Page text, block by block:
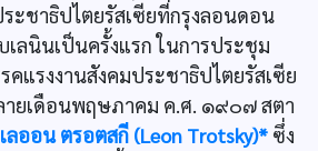
ะชาธิปไตยรัสเซียที่กรุงลอนดอน
ลนินเป็นครั้งแรก ในการประชุม
แรงงานสังคมประชาธิปไตยรัสเซีย
ยเดือนพฤษภาคม ค.ศ. ๑๙๐๗ สตา
เลออน ตรอตสกี (Leon Trotsky)* ซึ่ง